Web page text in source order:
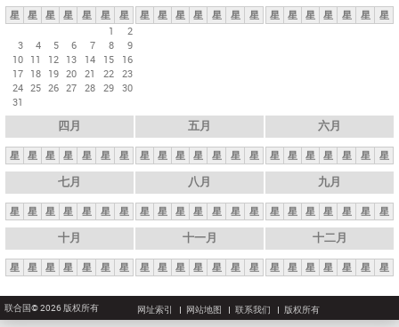
星 星 星 星 星 星
星
1
2
3
4 5 6 7 8
9
10 11 12 13 14 15
16
17 18 19 20 21 22 23
24 25 26 27 28 29 30
31
星 星 星 星 星 星 星 星 星 星 星 星 星 星
四月
星 星 星 星 星 星 星
五月
星 星 星 星 星 星 星
六月
星 星 星 星 星 星 星
七月
星 星 星 星 星 星 星
八月
星 星 星 星 星 星 星
九月
星 星 星 星 星 星 星
十月
星 星 星 星 星 星 星
十一月
星 星 星 星 星 星 星
十二月
星 星 星 星 星 星 星
联合国© 2026 版权所有 网址索引 网站地图 联系我们 版权所有